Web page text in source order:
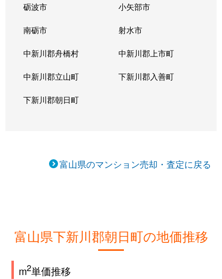
砺波市 小矢部市
南砺市 射水市
中新川郡舟橋村 中新川郡上市町
中新川郡立山町 下新川郡入善町
下新川郡朝日町
富山県のマンション売却・査定に戻る
富山県下新川郡朝日町の地価推移
m2単価推移